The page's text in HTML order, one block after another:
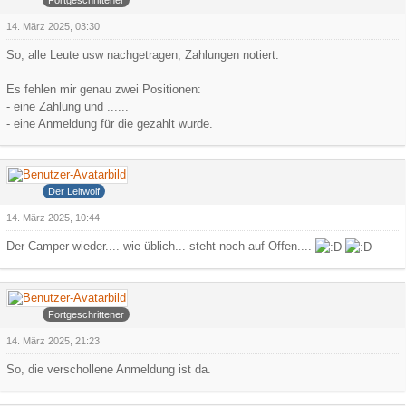
14. März 2025, 03:30
So, alle Leute usw nachgetragen, Zahlungen notiert.
Es fehlen mir genau zwei Positionen:
- eine Zahlung und ......
- eine Anmeldung für die gezahlt wurde.
Grauer Wolf
Der Leitwolf
14. März 2025, 10:44
Der Camper wieder.... wie üblich... steht noch auf Offen....
Arowa
Fortgeschrittener
14. März 2025, 21:23
So, die verschollene Anmeldung ist da.